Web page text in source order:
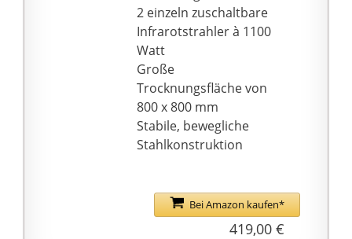
Gestell sowie die
gummierten Räder
sorgen für zusätzliche
Flexibilität und lässt
den Bauheizer
problemlos
transportieren. Dank
der Elektroden-
einfach in Gebrauch
nehmen. Auf der linken
2 einzeln zuschaltbare
Infrarotstrahler à 1100
Watt
Große
Trocknungsfläche von
800 x 800 mm
Stabile, bewegliche
Stahlkonstruktion
Bei Amazon kaufen*
419,00 €